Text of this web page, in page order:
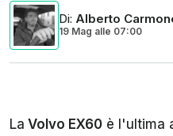
Di: Alberto
19 Mag alle 07:00
La Volvo EX60 è l'ultima